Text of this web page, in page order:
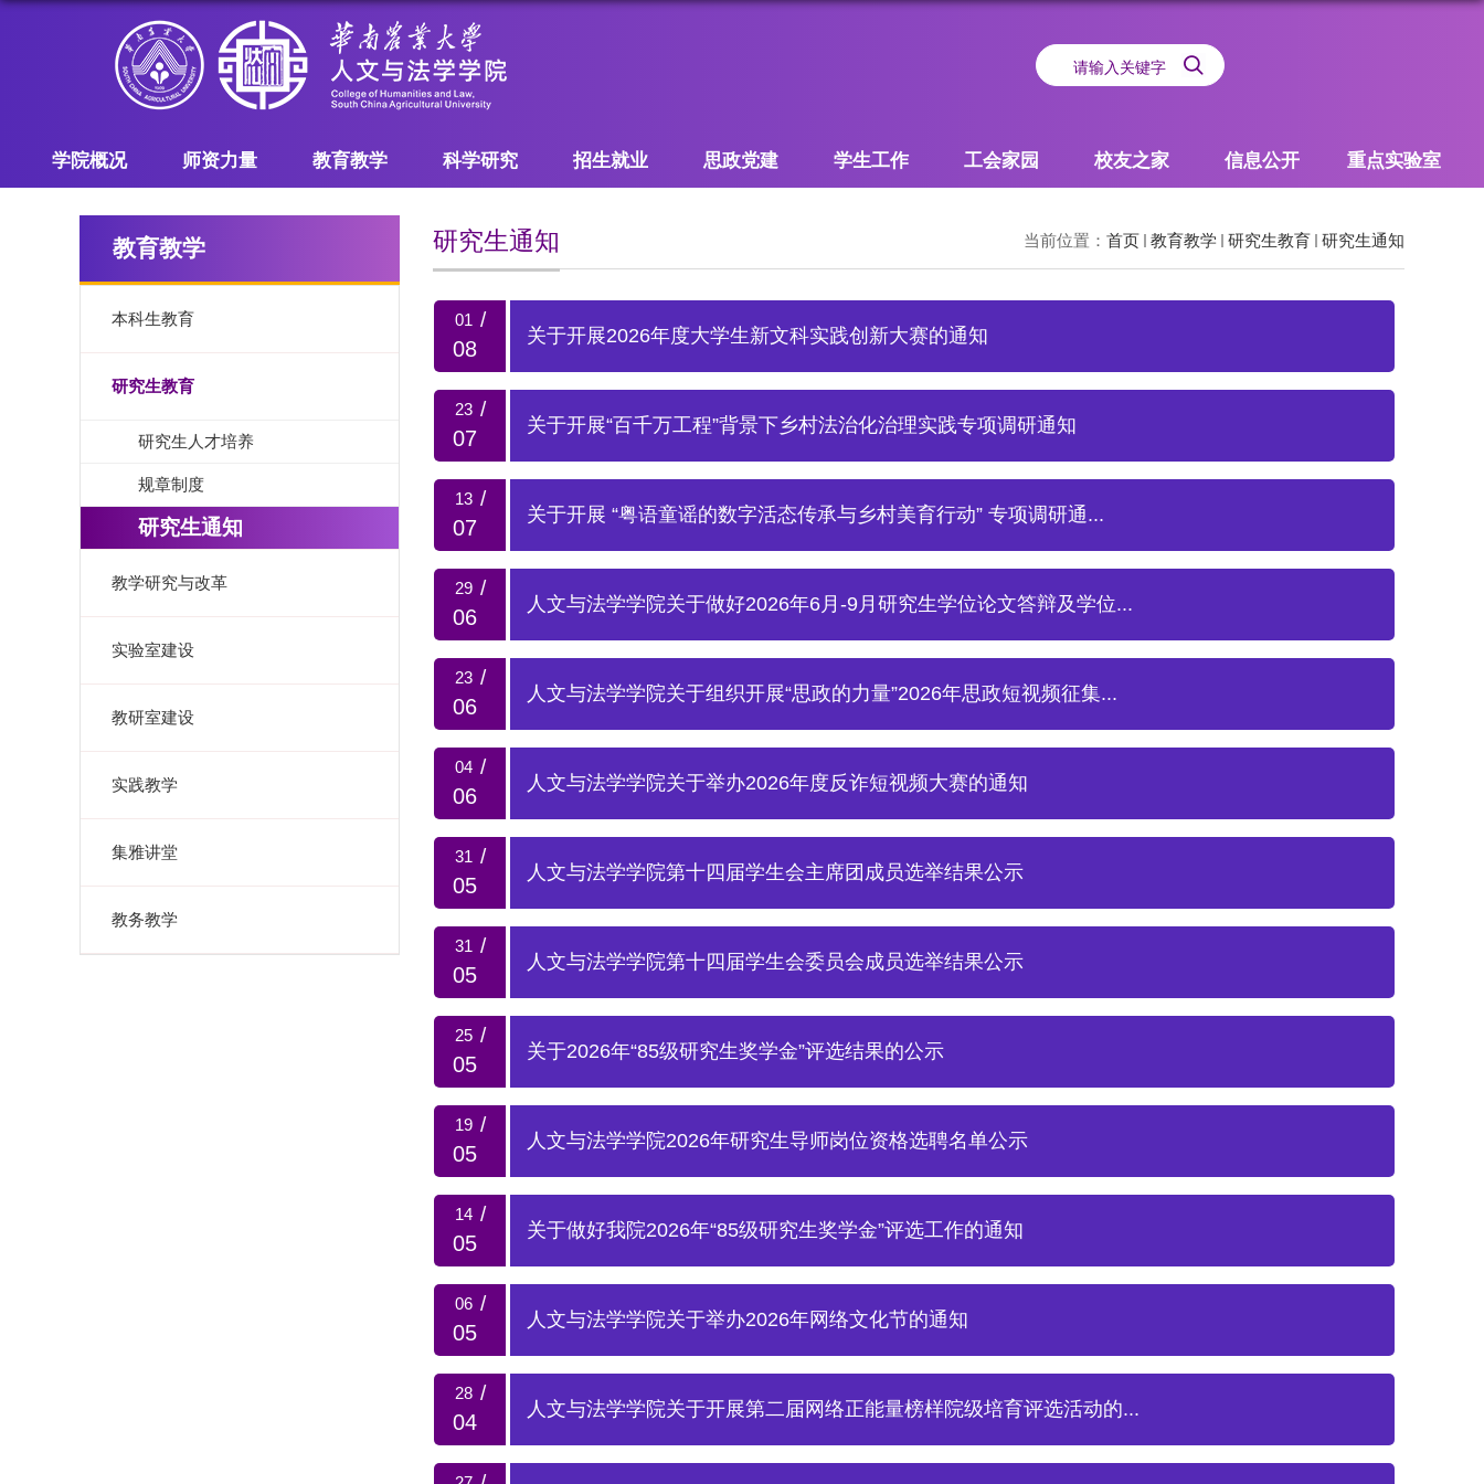
学院概况 师资力量 教育教学 科学研究 招生就业 思政党建 学生工作 工会家园 校友之家 信息公开 重点实验室
教育教学
本科生教育
研究生教育
研究生人才培养
规章制度
研究生通知
教学研究与改革
实验室建设
教研室建设
实践教学
集雅讲堂
教务教学
当前位置： 首页 教育教学 研究生教育 研究生通知
研究生通知
01 /
08
关于开展2026年度大学生新文科实践创新大赛的通知
23 /
07
关于开展“百千万工程”背景下乡村法治化治理实践专项调研通知
13 /
07
关于开展 “粤语童谣的数字活态传承与乡村美育行动” 专项调研通...
29 /
06
人文与法学学院关于做好2026年6月-9月研究生学位论文答辩及学位...
23 /
06
人文与法学学院关于组织开展“思政的力量”2026年思政短视频征集...
04 /
06
人文与法学学院关于举办2026年度反诈短视频大赛的通知
31 /
05
人文与法学学院第十四届学生会主席团成员选举结果公示
31 /
05
人文与法学学院第十四届学生会委员会成员选举结果公示
25 /
05
关于2026年“85级研究生奖学金”评选结果的公示
19 /
05
人文与法学学院2026年研究生导师岗位资格选聘名单公示
14 /
05
关于做好我院2026年“85级研究生奖学金”评选工作的通知
06 /
05
人文与法学学院关于举办2026年网络文化节的通知
28 /
04
人文与法学学院关于开展第二届网络正能量榜样院级培育评选活动的...